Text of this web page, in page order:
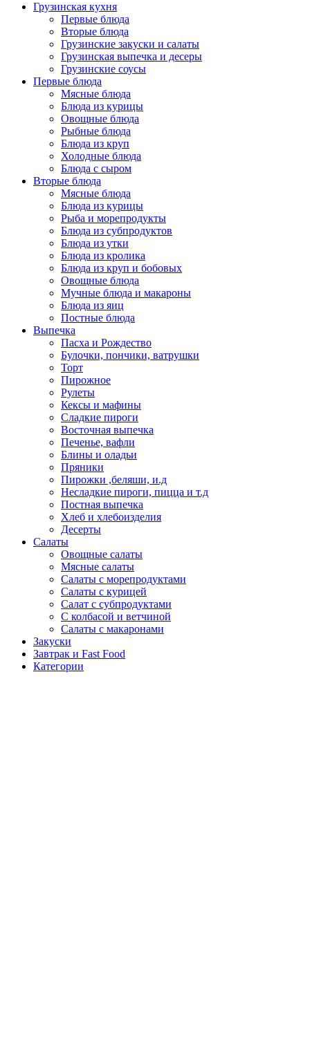
Грузинская кухня
Первые блюда
Вторые блюда
Грузинские закуски и салаты
Грузинская выпечка и десеры
Грузинские соусы
Первые блюда
Мясные блюда
Блюда из курицы
Овощные блюда
Рыбные блюда
Блюда из круп
Холодные блюда
Блюда с сыром
Вторые блюда
Мясные блюда
Блюда из курицы
Рыба и морепродукты
Блюда из субпродуктов
Блюда из утки
Блюда из кролика
Блюда из круп и бобовых
Овощные блюда
Мучные блюда и макароны
Блюда из яиц
Постные блюда
Выпечка
Пасха и Рождество
Булочки, пончики, ватрушки
Торт
Пирожное
Рулеты
Кексы и мафины
Сладкие пироги
Восточная выпечка
Печенье, вафли
Блины и оладьи
Пряники
Пирожки ,беляши, и.д
Несладкие пироги, пицца и т.д
Постная выпечка
Хлеб и хлебоизделия
Десерты
Салаты
Овощные салаты
Мясные салаты
Салаты с морепродуктами
Салаты с курицей
Салат с субпродуктами
С колбасой и ветчиной
Салаты с макаронами
Закуски
Завтрак и Fast Food
Категории